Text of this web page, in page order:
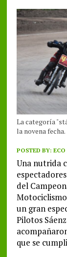
La categoría
la novena fecha.
POSTED BY:
Una nutrida
del
un gran
Pilotos
que se